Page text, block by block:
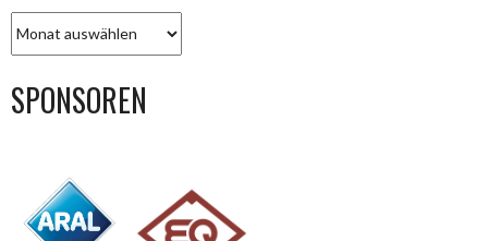
ARCHIV
SPONSOREN